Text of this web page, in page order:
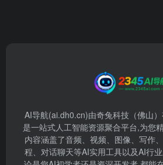
AI导航(ai.dh0.cn)由奇兔科技（佛山
是一站式人工智能资源聚合平台,为您
内容涵盖了音频、视频、图像、写作
程、对话聊天等AI实用工具以及AI行